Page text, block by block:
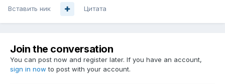
Вставить ник Цитата
Join the conversation
You can post now and register later. If you have an account,
sign in now to post with your account.